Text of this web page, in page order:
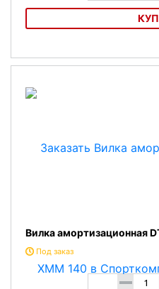
Вилка амортизационная DT
Вилка амортизационная
Под заказ
-